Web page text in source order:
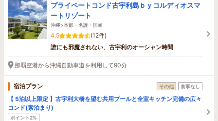
プライベートコンド古宇利島ｂｙコルディオスマ
ートリゾート
沖縄>本部・名護・国頭
4.5
(12件)
誰にも邪魔されない、古宇利のオーシャン時間
那覇空港から沖縄自動車道を利用して90分
宿泊プラン その他 食事なし
【 5泊以上限定 】古宇利大橋を望む共用プールと全室キッチン完備の広々
コンド(素泊まり)
ポイント2%